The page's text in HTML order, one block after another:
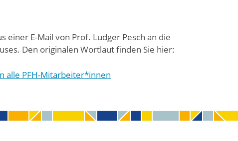
E-Mail von Prof. Ludger Pesch an die
Den originalen Wortlaut finden Sie hier:
alle PFH-Mitarbeiter*innen